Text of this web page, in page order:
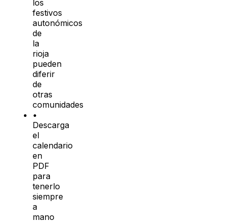
los
festivos
autonómicos
de
la
rioja
pueden
diferir
de
otras
comunidades
•
Descarga
el
calendario
en
PDF
para
tenerlo
siempre
a
mano